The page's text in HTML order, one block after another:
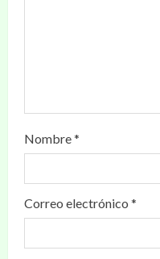
Nombre*
Correo electrónico *